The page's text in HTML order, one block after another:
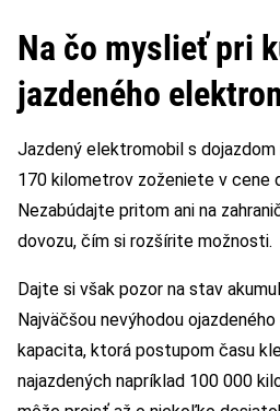
Na čo myslieť pri
jazdeného
Jazdený elektromobil s
170 kilometrov zoženiete v cene
Nezabúdajte pritom ani na
dovozu, čím si rozšírite možnosti.
Dajte si však pozor na stav
Najväčšou nevýhodou
kapacita, ktorá postupom času
najazdených napríklad 100 000